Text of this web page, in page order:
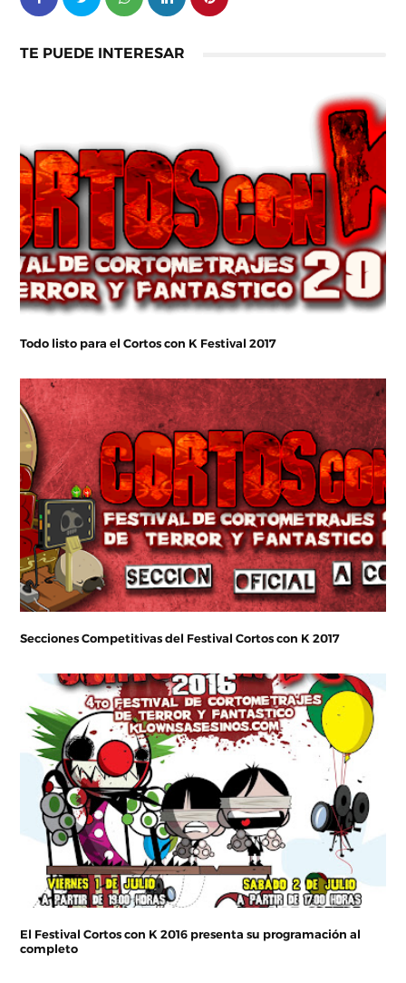
TE PUEDE INTERESAR
Todo listo para el Cortos con K Festival 2017
Secciones Competitivas del Festival Cortos con K 2017
El Festival Cortos con K 2016 presenta su programación al
completo